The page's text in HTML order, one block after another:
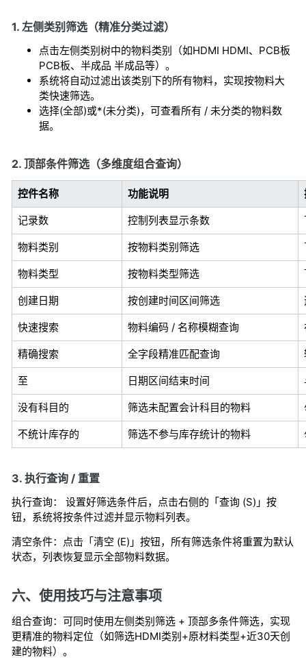
1. 左侧类别筛选（精准分类过滤）
点击左侧类别树中的物料类别（如HDMI HDMI、PCB板
PCB板、半成品 半成品等）。
系统将自动过滤出该类别下的所有物料，实现按物料大
类快速筛选。
选择(全部)或*(未分类)，可查看所有 / 未分类的物料数
据。
2. 顶部条件筛选（多维度组合查询）
控件名称 功能说明
记录数 控制列表显示条数
物料类别 按物料类别筛选
物料类型 按物料类型筛选
创建日期 按创建时间区间筛选
快速搜索 物料编码 / 名称模糊查询
精确搜索 全字段精准匹配查询
至 日期区间结束时间
没有科目的 筛选未配置会计科目的物料
不统计库存的 筛选不参与库存统计的物料
3. 执行查询 / 重置
执行查询： 设置好筛选条件后，点击右侧的「查询 (S)」按
钮，系统将按条件过滤并显示物料列表。
清空条件：点击「清空 (E)」按钮，所有筛选条件将重置为默认
状态，列表恢复显示全部物料数据。
六、使用技巧与注意事项
组合查询：可同时使用左侧类别筛选 + 顶部多条件筛选，实现
更精准的物料定位（如筛选HDMI类别+原材料类型+近30天创
建的物料）。